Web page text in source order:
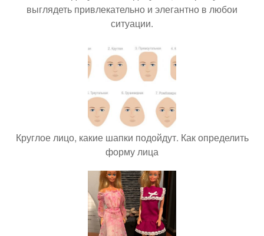
выглядеть привлекательно и элегантно в любои
ситуации.
Круглое лицо, какие шапки подойдут. Как определить
форму лица